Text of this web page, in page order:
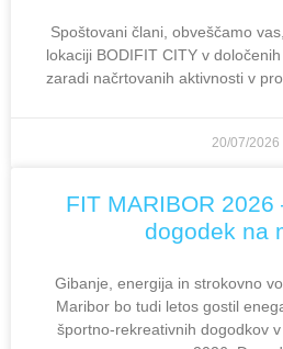
Spoštovani člani, obveščamo
lokaciji BODIFIT CITY v
zaradi načrtovanih aktivnosti v
20/07/2026
FIT MARIBOR
dogodek na
Gibanje, energija in strokovno
Maribor bo tudi letos gostil
športno-rekreativnih dogodkov